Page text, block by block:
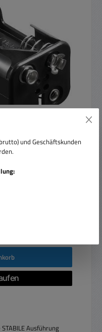
und Geschäftskunden